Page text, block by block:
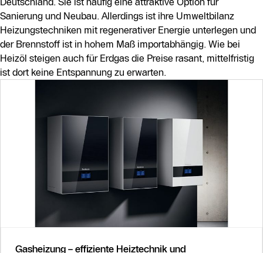
Sanierung und Neubau. Allerdings ist ihre Umweltbilanz
Heizungstechniken mit regenerativer Energie unterlegen und
der Brennstoff ist in hohem Maß importabhängig. Wie bei
Heizöl steigen auch für Erdgas die Preise rasant, mittelfristig
ist dort keine Entspannung zu erwarten.
Gasheizung – effiziente Heiztechnik und